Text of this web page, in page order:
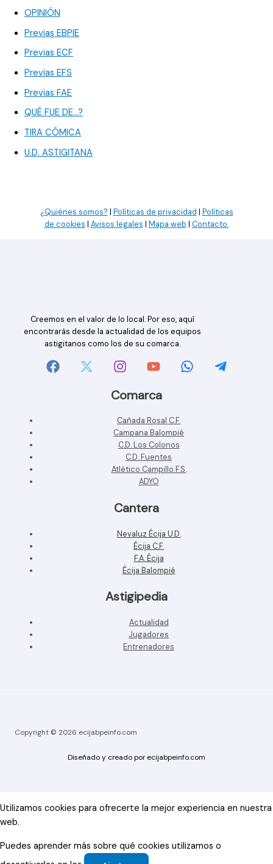
OPINIÓN
Previas EBPIE
Previas ECF
Previas EFS
Previas FAE
QUÉ FUE DE…?
TIRA CÓMICA
U.D. ASTIGITANA
¿Quiénes somos? | Políticas de privacidad | Políticas
de cookies | Avisos legales | Mapa web | Contacto
Creemos en el valor de lo local. Por eso, aquí
encontrarás desde la actualidad de los equipos
astigitanos como los de su comarca.
Comarca
Cañada Rosal C.F.
Campana Balompié
C.D. Los Colonos
C.D. Fuentes
Atlético Campillo F.S.
ADYO
Cantera
Nevaluz Écija U.D.
Écija C.F.
F.A. Écija
Écija Balompié
Astigipedia
Actualidad
Jugadores
Entrenadores
Copyright © 2026 ecijabpeinfo.com
Diseñado y creado por ecijabpeinfo.com
Utilizamos cookies para ofrecerte la mejor experiencia en nuestra
web.
Puedes aprender más sobre qué cookies utilizamos o